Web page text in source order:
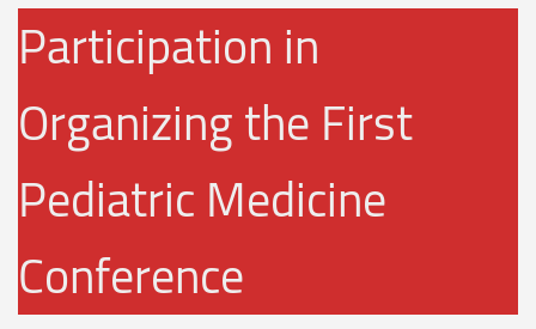
Participation in
Organizing the First
Pediatric Medicine
Conference